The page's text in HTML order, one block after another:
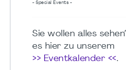
- Special Events -
Sie wollen alles
es hier zu unserem
>> Eventkalender <<.